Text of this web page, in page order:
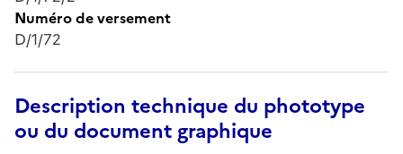
Numéro de versement
D/1/72
Description technique du phototype
ou du document graphique